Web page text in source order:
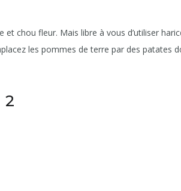
chou fleur. Mais libre à vous d’utiliser
les pommes de terre par des patates